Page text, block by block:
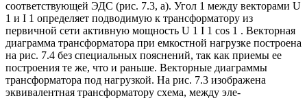
соответствующей ЭДС (рис. 7.3, а). Угол 1 между векторами U
1 и I 1 определяет подводимую к трансформатору из
первичной сети активную мощность U 1 I 1 cos 1 . Векторная
диаграмма трансформатора при емкостной нагрузке построена
на рис. 7.4 без специальных пояснений, так как приемы ее
построения те же, что и раньше. Векторные диаграммы
трансформатора под нагрузкой. На рис. 7.3 изображена
эквивалентная трансформатору схема, между эле-